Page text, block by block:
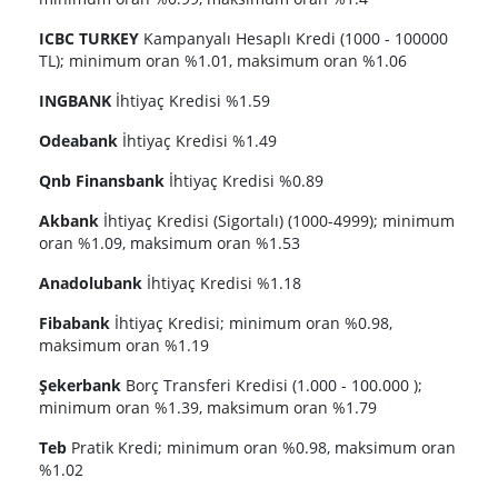
ICBC TURKEY Kampanyalı Hesaplı Kredi (1000 - 100000
TL); minimum oran %1.01, maksimum oran %1.06
INGBANK İhtiyaç Kredisi %1.59
Odeabank İhtiyaç Kredisi %1.49
Qnb Finansbank İhtiyaç Kredisi %0.89
Akbank İhtiyaç Kredisi (Sigortalı) (1000-4999); minimum
oran %1.09, maksimum oran %1.53
Anadolubank İhtiyaç Kredisi %1.18
Fibabank İhtiyaç Kredisi; minimum oran %0.98,
maksimum oran %1.19
Şekerbank Borç Transferi Kredisi (1.000 - 100.000 );
minimum oran %1.39, maksimum oran %1.79
Teb Pratik Kredi; minimum oran %0.98, maksimum oran
%1.02